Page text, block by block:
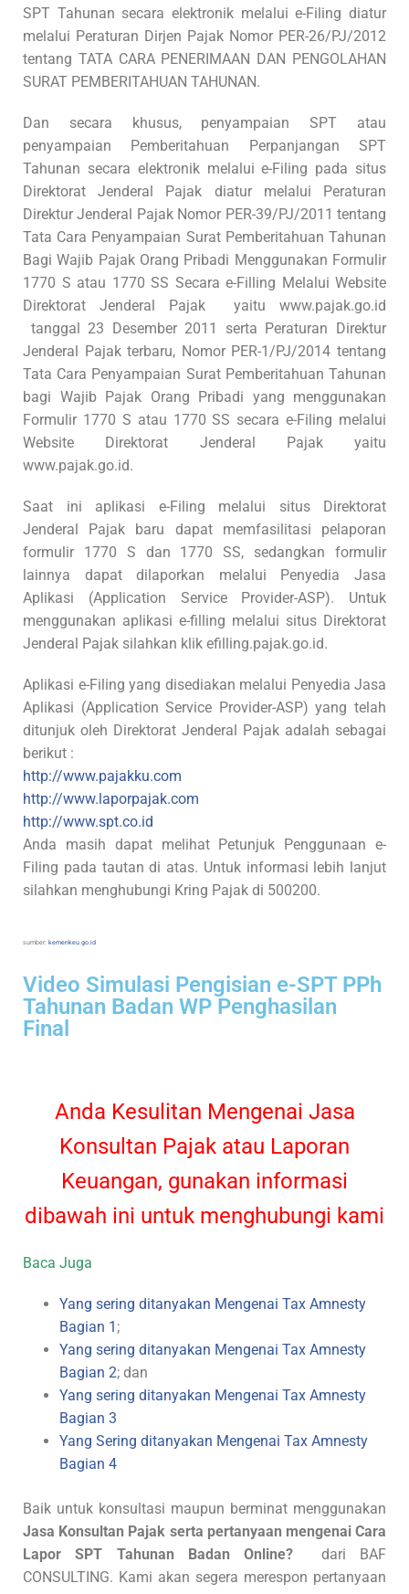
SPT Tahunan secara elektronik melalui e-Filing diatur
melalui Peraturan Dirjen Pajak Nomor PER-26/PJ/2012
tentang TATA CARA PENERIMAAN DAN PENGOLAHAN
SURAT PEMBERITAHUAN TAHUNAN.
Dan secara khusus, penyampaian SPT atau
penyampaian Pemberitahuan Perpanjangan SPT
Tahunan secara elektronik melalui e-Filing pada situs
Direktorat Jenderal Pajak diatur melalui Peraturan
Direktur Jenderal Pajak Nomor PER-39/PJ/2011 tentang
Tata Cara Penyampaian Surat Pemberitahuan Tahunan
Bagi Wajib Pajak Orang Pribadi Menggunakan Formulir
1770 S atau 1770 SS Secara e-Filling Melalui Website
Direktorat Jenderal Pajak yaitu www.pajak.go.id
tanggal 23 Desember 2011 serta Peraturan Direktur
Jenderal Pajak terbaru, Nomor PER-1/PJ/2014 tentang
Tata Cara Penyampaian Surat Pemberitahuan Tahunan
bagi Wajib Pajak Orang Pribadi yang menggunakan
Formulir 1770 S atau 1770 SS secara e-Filing melalui
Website Direktorat Jenderal Pajak yaitu
www.pajak.go.id.
Saat ini aplikasi e-Filing melalui situs Direktorat
Jenderal Pajak baru dapat memfasilitasi pelaporan
formulir 1770 S dan 1770 SS, sedangkan formulir
lainnya dapat dilaporkan melalui Penyedia Jasa
Aplikasi (Application Service Provider-ASP). Untuk
menggunakan aplikasi e-filling melalui situs Direktorat
Jenderal Pajak silahkan klik efilling.pajak.go.id.
Aplikasi e-Filing yang disediakan melalui Penyedia Jasa
Aplikasi (Application Service Provider-ASP) yang telah
ditunjuk oleh Direktorat Jenderal Pajak adalah sebagai
berikut :
http://www.pajakku.com
http://www.laporpajak.com
http://www.spt.co.id
Anda masih dapat melihat Petunjuk Penggunaan e-
Filing pada tautan di atas. Untuk informasi lebih lanjut
silahkan menghubungi Kring Pajak di 500200.
sumber: kemenkeu.go.id
Video Simulasi Pengisian e-SPT PPh
Tahunan Badan WP Penghasilan
Final
Anda Kesulitan Mengenai Jasa
Konsultan Pajak atau Laporan
Keuangan, gunakan informasi
dibawah ini untuk menghubungi kami
Baca Juga
Yang sering ditanyakan Mengenai Tax Amnesty
Bagian 1 ;
Yang sering ditanyakan Mengenai Tax Amnesty
Bagian 2; dan
Yang sering ditanyakan Mengenai Tax Amnesty
Bagian 3
Yang Sering ditanyakan Mengenai Tax Amnesty
Bagian 4
Baik untuk konsultasi maupun berminat menggunakan
Jasa Konsultan Pajak serta pertanyaan mengenai Cara
Lapor SPT Tahunan Badan Online?
dari BAF
CONSULTING. Kami akan segera merespon pertanyaan